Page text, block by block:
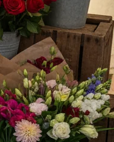
Symbolbild · KI-generiert